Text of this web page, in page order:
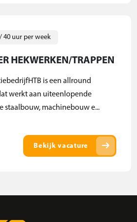
40 uur per week
HEKWERKEN/TRAPPEN
is een allround
werkt aan uiteenlopende
staalbouw, machinebouw e...
Bekijk vacature arrow_right_alt